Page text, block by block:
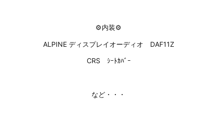
⚙️内装⚙️
ALPINE ディスプレイオーディオ DAF11Z
CRS ｼｰﾄｶﾊﾞｰ
など・・・